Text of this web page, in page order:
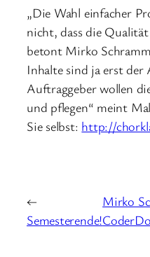
„Die Wahl einfacher
nicht, dass die
betont Mirko
Inhalte sind ja erst der
Auftraggeber wollen
und pflegen“ meint
Sie selbst: http://
←
Semesterende!
Mirko